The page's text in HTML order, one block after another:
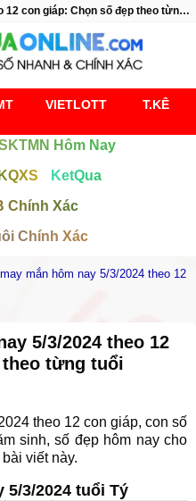
Con số may mắn hôm nay 5/3/2024 theo 12 con giáp: Chọn số đẹp theo từng tuổi
VIETLOTT T.KÊ
Hôm Nay
KQXS
KetQua
Chính Xác
Chính Xác
mắn hôm nay 5/3/2024 theo 12
5/3/2024 theo 12
từng tuổi
theo 12 con giáp, con số
sinh, số đẹp hôm nay cho
viết này.
5/3/2024 tuổi Tý